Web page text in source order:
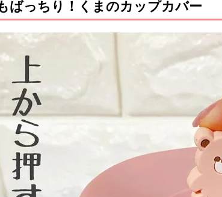
ばっちり！くまのカップカバー